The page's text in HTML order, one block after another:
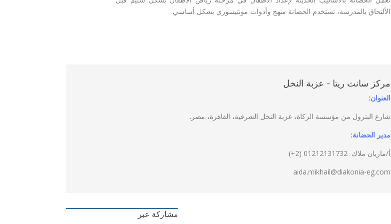
الألتحاق بالمدرسة، تستخدم الحضانة منهج وأدوات مونتيسوري بشكل أساسي.
مركز سانت ريتا - عزبة النخل
العنوان:
شارع البترول من مؤسسة الزكاة، عزبة النخل الشرقية، القاهرة، مصر .
مدير الحضانة:
أ/ماريان ملاك 01212131732
(2+)
aida.mikhail@diakonia-eg.com
مشاركة عبر